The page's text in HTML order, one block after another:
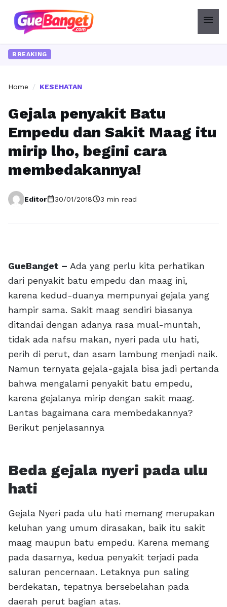
menu
BREAKING
Home / KESEHATAN
Gejala penyakit Batu
Empedu dan Sakit Maag itu
mirip lho, begini cara
membedakannya!
Editorcalendar_today30/01/2018schedule3 min read
GueBanget – Ada yang perlu kita perhatikan
dari penyakit batu empedu dan maag ini,
karena kedud-duanya mempunyai gejala yang
hampir sama. Sakit maag sendiri biasanya
ditandai dengan adanya rasa mual-muntah,
tidak ada nafsu makan, nyeri pada ulu hati,
perih di perut, dan asam lambung menjadi naik.
Namun ternyata gejala-gajala bisa jadi pertanda
bahwa mengalami penyakit batu empedu,
karena gejalanya mirip dengan sakit maag.
Lantas bagaimana cara membedakannya?
Berikut penjelasannya
Beda gejala nyeri pada ulu
hati
Gejala Nyeri pada ulu hati memang merupakan
keluhan yang umum dirasakan, baik itu sakit
maag maupun batu empedu. Karena memang
pada dasarnya, kedua penyakit terjadi pada
saluran pencernaan. Letaknya pun saling
berdekatan, tepatnya bersebelahan pada
daerah perut bagian atas.